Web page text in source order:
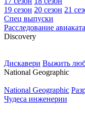
19 сезон 20 сезон 21
Спец выпуски
Расследование
Discovery
Дискавери Выжить
National Geographic
National Geographic
Чудеса инженерии